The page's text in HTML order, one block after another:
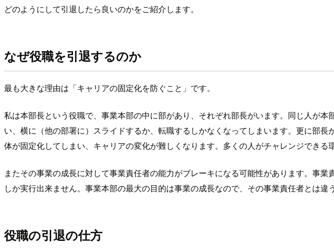
どのようにして引退したら良いのかをご紹介します。
なぜ役職を引退するのか
最も大きな理由は「キャリアの固定化を防ぐこと」です。
私は本部長という役職で、事業本部の中に部があり、それぞれ部長がいます。同じ人が
い、横に（他の部署に）スライドするか、転職するしかなくなってしまいます。更に部
体が固定化してしまい、キャリアの変化が難しくなります。多くの人がチャレンジでき
またその事業の成長に対して事業責任者の能力がブレーキになる可能性があります。事
しか実行出来ません。事業本部の最大の目的は事業の成長なので、その事業責任者とは
役職の引退の仕方